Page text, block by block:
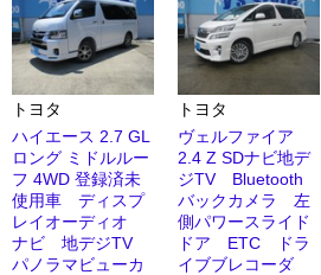
トヨタ
ハイエース 2.7 GL
ロング ミドルルー
フ 4WD 登録済未
使用車 ディスプ
レイオーディオ
ナビ 地デジTV
パノラマビューカ
トヨタ
ヴェルファイア
2.4 Z SDナビ地デ
ジTV Bluetooth
バックカメラ 左
側パワースライド
ドア ETC ドラ
イブブレコーダ